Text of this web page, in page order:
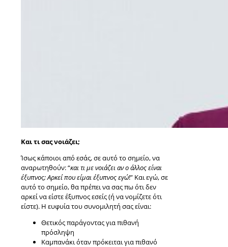
Και τι σας νοιάζει;
Ίσως κάποιοι από εσάς, σε αυτό το σημείο, να
αναρωτηθούν: “και τι με νοιάζει αν ο άλλος είναι
έξυπνος; Αρκεί που είμαι έξυπνος εγώ!” Και εγώ, σε
αυτό το σημείο, θα πρέπει να σας πω ότι δεν
αρκεί να είστε έξυπνος εσείς (ή να νομίζετε ότι
είστε). Η ευφυία του συνομιλητή σας είναι:
Θετικός παράγοντας για πιθανή
πρόσληψη
Καμπανάκι όταν πρόκειται για πιθανό